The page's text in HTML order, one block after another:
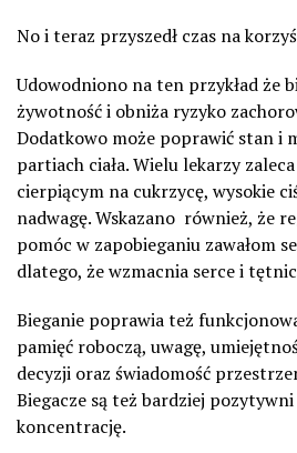
No i teraz przyszedł czas na
Udowodniono na ten przykład że
żywotność i obniża ryzyko
Dodatkowo może poprawić stan i
partiach ciała. Wielu lekarzy
cierpiącym na cukrzycę, wysokie
nadwagę. Wskazano również, że
pomóc w zapobieganiu zawałom
dlatego, że wzmacnia serce i
Bieganie poprawia też
pamięć roboczą, uwagę,
decyzji oraz świadomość
Biegacze są też bardziej
koncentrację.